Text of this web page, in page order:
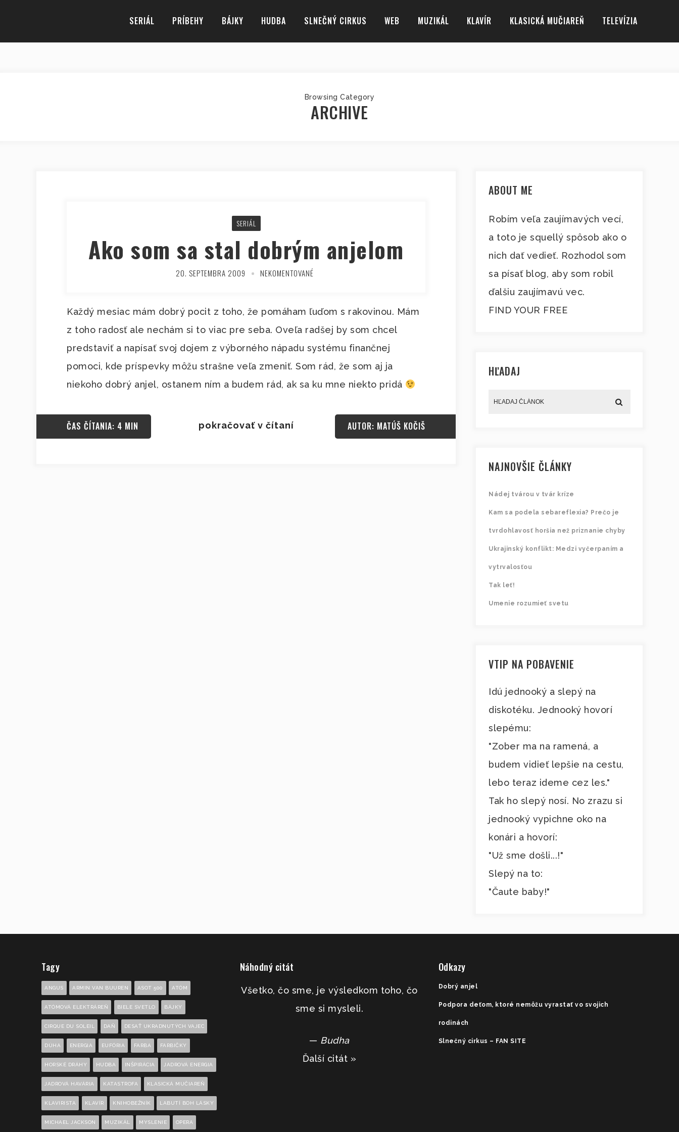
SERIÁL PRÍBEHY BÁJKY HUDBA SLNEČNÝ CIRKUS WEB MUZIKÁL KLAVÍR KLASICKÁ MUČIAREŇ TELEVÍZIA
Browsing Category
ARCHIVE
SERIÁL
Ako som sa stal dobrým anjelom
20. SEPTEMBRA 2009 NEKOMENTOVANÉ
Každý mesiac mám dobrý pocit z toho, že pomáham ľuďom s rakovinou. Mám
z toho radosť ale nechám si to viac pre seba. Oveľa radšej by som chcel
predstaviť a napísať svoj dojem z výborného nápadu systému finančnej
pomoci, kde príspevky môžu strašne veľa zmeniť. Som rád, že som aj ja
niekoho dobrý anjel, ostanem ním a budem rád, ak sa ku mne niekto pridá
pokračovať v čítaní
ČAS ČÍTANIA: 4 MIN AUTOR: MATÚŠ KOČIŠ
ABOUT ME
Robím veľa zaujímavých vecí,
a toto je squellý spôsob ako o
nich dať vedieť. Rozhodol som
sa písať blog, aby som robil
ďalšiu zaujímavú vec.
FIND YOUR FREE
HĽADAJ
NAJNOVŠIE ČLÁNKY
Nádej tvárou v tvár kríze
Kam sa podela sebareflexia? Prečo je
tvrdohlavosť horšia než priznanie chyby
Ukrajinský konflikt: Medzi vyčerpaním a
vytrvalosťou
Tak leť!
Umenie rozumieť svetu
VTIP NA POBAVENIE
Idú jednooký a slepý na
diskotéku. Jednooký hovorí
slepému:
"Zober ma na ramená, a
budem vidieť lepšie na cestu,
lebo teraz ideme cez les."
Tak ho slepý nosí. No zrazu si
jednooký vypichne oko na
konári a hovorí:
"Už sme došli...!"
Slepý na to:
"Čaute baby!"
Tagy
ANGUS ARMIN VAN BUUREN ASOT 500 ATÓM
ATÓMOVÁ ELEKTRÁREŇ BIELE SVETLO BÁJKY
CIRQUE DU SOLEIL DAŇ DESAŤ UKRADNUTÝCH VAJEC
DÚHA ENERGIA EUFÓRIA FARBA FARBIČKY
HORSKÉ DRÁHY HUDBA INŠPIRÁCIA JADROVÁ ENERGIA
JADROVÁ HAVÁRIA KATASTROFA KLASICKÁ MUČIAREŇ
KLAVIRISTA KLAVÍR KNIHOBEŽNÍK LABUTÍ BOH LÁSKY
MICHAEL JACKSON MUZIKÁL MYSLENIE OPERA
Náhodný citát
Všetko, čo sme, je výsledkom toho, čo
sme si mysleli.
— Budha
Ďalší citát »
Odkazy
Dobrý anjel
Podpora deťom, ktoré nemôžu vyrastať vo svojich
rodinách
Slnečný cirkus – FAN SITE